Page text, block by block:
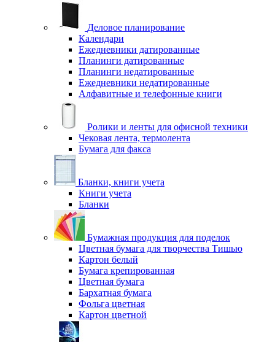
Деловое планирование
Календари
Ежедневники датированные
Планинги датированные
Планинги недатированные
Ежедневники недатированные
Алфавитные и телефонные книги
Ролики и ленты для офисной техники
Чековая лента, термолента
Бумага для факса
Бланки, книги учета
Книги учета
Бланки
Бумажная продукция для поделок
Цветная бумага для творчества Тишью
Картон белый
Бумага крепированная
Цветная бумага
Бархатная бумага
Фольга цветная
Картон цветной